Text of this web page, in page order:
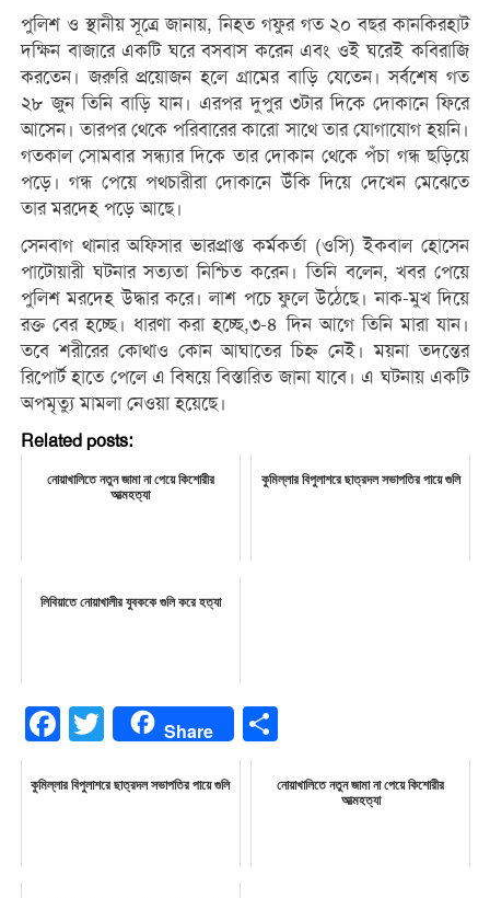
পুলিশ ও স্থানীয় সূত্রে জানায়, নিহত গফুর গত ২০ বছর কানকিরহাট
দক্ষিন বাজারে একটি ঘরে বসবাস করেন এবং ওই ঘরেই কবিরাজি
করতেন। জরুরি প্রয়োজন হলে গ্রামের বাড়ি যেতেন। সর্বশেষ গত
২৮ জুন তিনি বাড়ি যান। এরপর দুপুর ৩টার দিকে দোকানে ফিরে
আসেন। তারপর থেকে পরিবারের কারো সাথে তার যোগাযোগ হয়নি।
গতকাল সোমবার সন্ধ্যার দিকে তার দোকান থেকে পঁচা গন্ধ ছড়িয়ে
পড়ে। গন্ধ পেয়ে পথচারীরা দোকানে উঁকি দিয়ে দেখেন মেঝেতে
তার মরদেহ পড়ে আছে।
সেনবাগ থানার অফিসার ভারপ্রাপ্ত কর্মকর্তা (ওসি) ইকবাল হোসেন
পাটোয়ারী ঘটনার সত্যতা নিশ্চিত করেন। তিনি বলেন, খবর পেয়ে
পুলিশ মরদেহ উদ্ধার করে। লাশ পচে ফুলে উঠেছে। নাক-মুখ দিয়ে
রক্ত বের হচ্ছে। ধারণা করা হচ্ছে,৩-৪ দিন আগে তিনি মারা যান।
তবে শরীরের কোথাও কোন আঘাতের চিহ্ন নেই। ময়না তদন্তের
রিপোর্ট হাতে পেলে এ বিষয়ে বিস্তারিত জানা যাবে। এ ঘটনায় একটি
অপমৃত্যু মামলা নেওয়া হয়েছে।
Related posts:
নোয়াখালিতে নতুন জামা না পেয়ে কিশোরীর
আত্মহত্যা
কুমিল্লার বিপুলাশরে ছাত্রদল সভাপতির পায়ে গুলি
লিবিয়াতে নোয়াখালীর যুবককে গুলি করে হত্যা
Facebook
Twitter Share
কুমিল্লার বিপুলাশরে ছাত্রদল সভাপতির পায়ে গুলি
নোয়াখালিতে নতুন জামা না পেয়ে কিশোরীর
আত্মহত্যা